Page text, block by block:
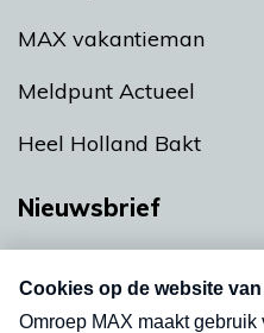
MAX vakantieman
Meldpunt Actueel
Heel Holland Bakt
Nieuwsbrief
nieuwsbrief. Elke
uw mailbox.